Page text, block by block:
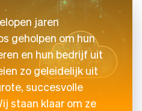
jaren
geholpen om hun
en hun bedrijf uit
zo geleidelijk uit
succesvolle
staan klaar om ze